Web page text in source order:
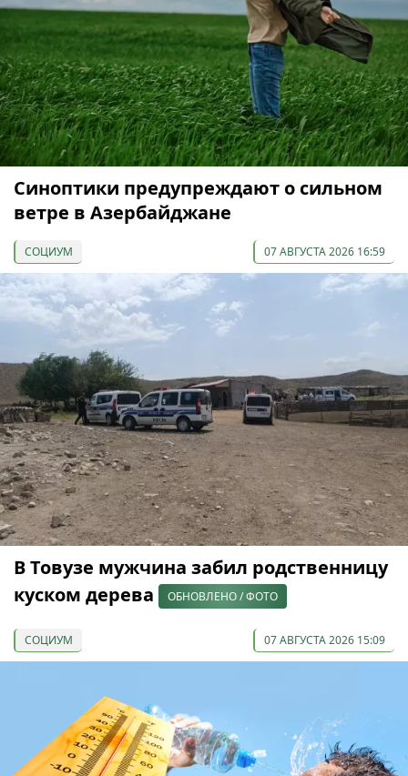
Синоптики предупреждают о сильном
ветре в Азербайджане
СОЦИУМ 07 АВГУСТА 2026 16:59
В Товузе мужчина забил родственницу
куском дерева
ОБНОВЛЕНО / ФОТО
СОЦИУМ 07 АВГУСТА 2026 15:09